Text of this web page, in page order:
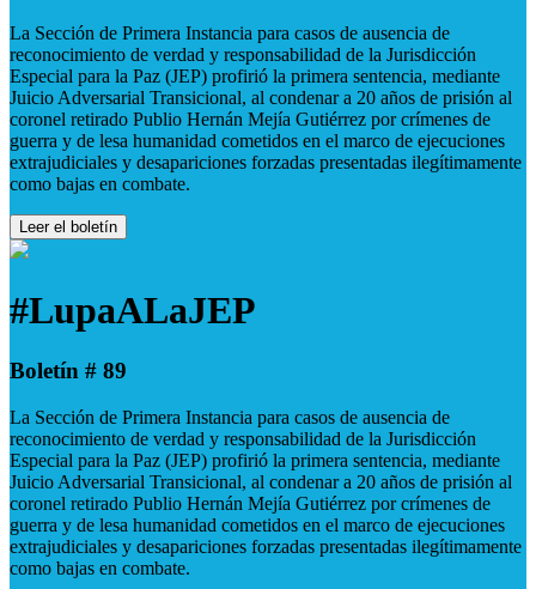
La Sección de Primera Instancia para casos de ausencia de
reconocimiento de verdad y responsabilidad de la Jurisdicción
Especial para la Paz (JEP) profirió la primera sentencia, mediante
Juicio Adversarial Transicional, al condenar a 20 años de prisión al
coronel retirado Publio Hernán Mejía Gutiérrez por crímenes de
guerra y de lesa humanidad cometidos en el marco de ejecuciones
extrajudiciales y desapariciones forzadas presentadas ilegítimamente
como bajas en combate.
Leer el boletín
#LupaALaJEP
Boletín # 89
La Sección de Primera Instancia para casos de ausencia de
reconocimiento de verdad y responsabilidad de la Jurisdicción
Especial para la Paz (JEP) profirió la primera sentencia, mediante
Juicio Adversarial Transicional, al condenar a 20 años de prisión al
coronel retirado Publio Hernán Mejía Gutiérrez por crímenes de
guerra y de lesa humanidad cometidos en el marco de ejecuciones
extrajudiciales y desapariciones forzadas presentadas ilegítimamente
como bajas en combate.